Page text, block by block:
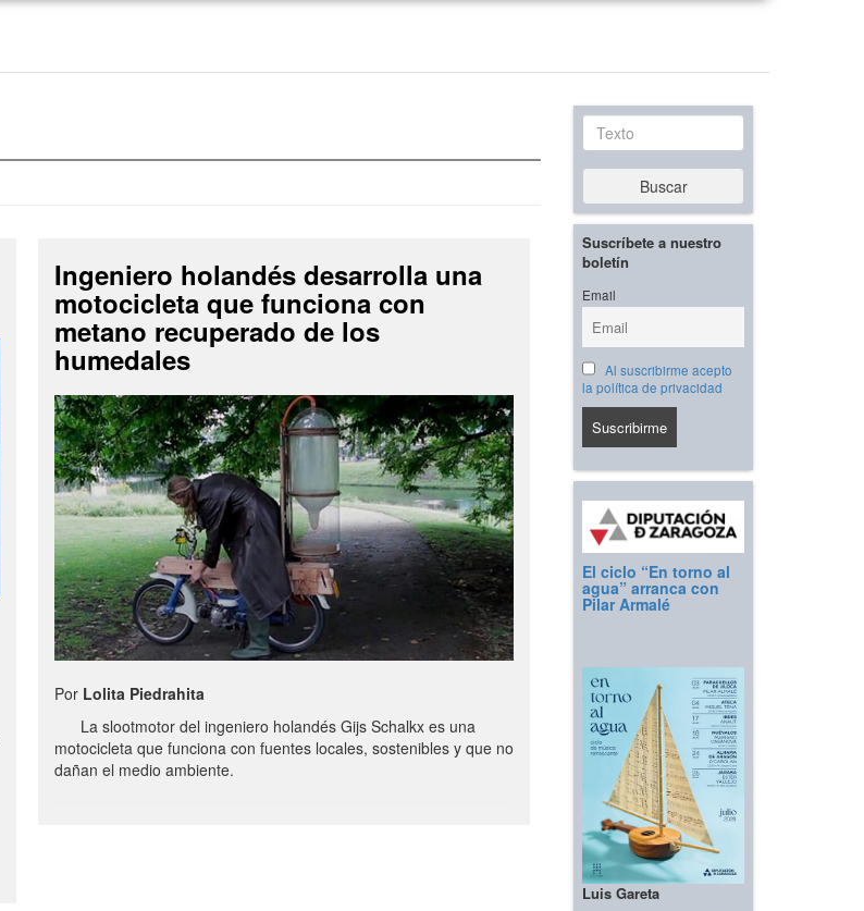
Ingeniero holandés desarrolla una
motocicleta que funciona con
metano recuperado de los
humedales
Por Lolita Piedrahita
La slootmotor del ingeniero holandés Gijs Schalkx es una
motocicleta que funciona con fuentes locales, sostenibles y que no
dañan el medio ambiente.
Texto
Buscar
Suscríbete a nuestro
boletín
Email
Al suscribirme acepto
la política de privacidad
El ciclo “En torno al
agua” arranca con
Pilar Armalé
Luis Gareta